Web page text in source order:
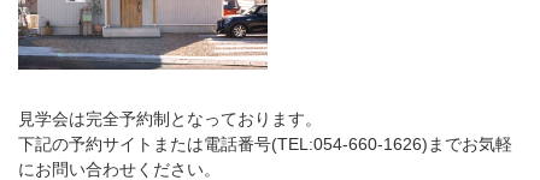
見学会は完全予約制となっております。
下記の予約サイトまたは電話番号(TEL:054-660-1626)までお気軽
にお問い合わせください。